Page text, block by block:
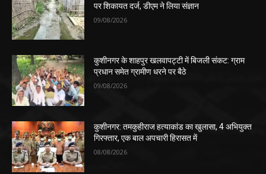
पर शिकायत दर्ज, डीएम ने लिया संज्ञान
09/08/2026
कुशीनगर के शाहपुर खलवापट्टी में बिजली संकट: ग्राम
प्रधान समेत ग्रामीण धरने पर बैठे
09/08/2026
कुशीनगर: तमकुहीराज हत्याकांड का खुलासा, 4 अभियुक्त
गिरफ्तार, एक बाल अपचारी हिरासत में
08/08/2026